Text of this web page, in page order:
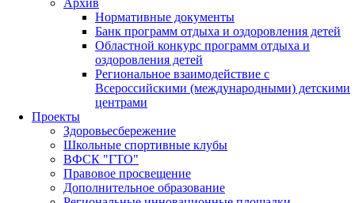
Нормативные документы
Банк программ отдыха и оздоровления детей
Областной конкурс программ отдыха и
оздоровления детей
Региональное взаимодействие с
Всероссийскими (международными) детскими
центрами
Проекты
Здоровьесбережение
Школьные спортивные клубы
ВФСК "ГТО"
Правовое просвещение
Дополнительное образование